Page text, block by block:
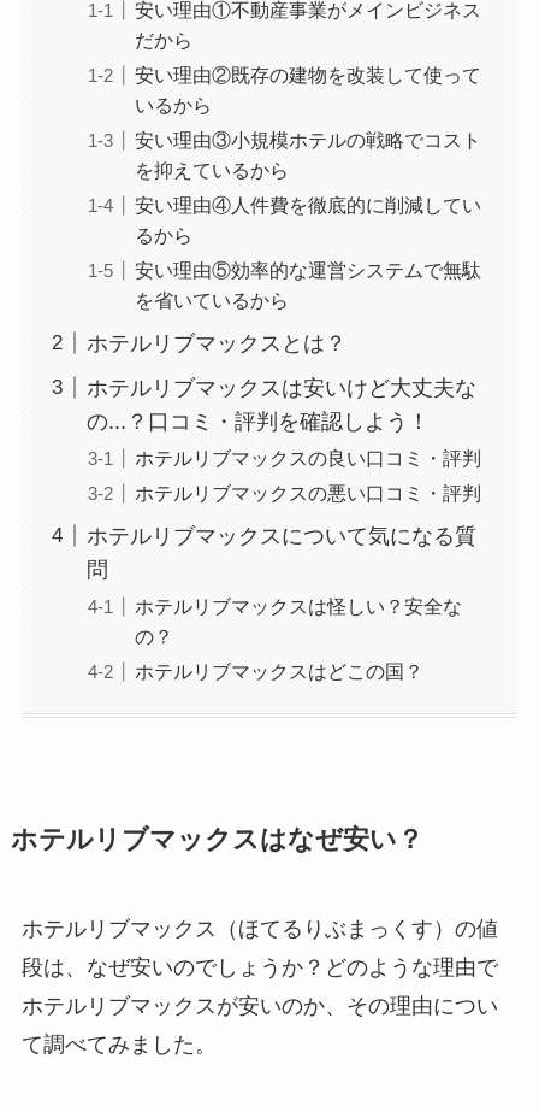
安い理由①不動産事業がメインビジネス
だから
安い理由②既存の建物を改装して使って
いるから
安い理由③小規模ホテルの戦略でコスト
を抑えているから
安い理由④人件費を徹底的に削減してい
るから
安い理由⑤効率的な運営システムで無駄
を省いているから
ホテルリブマックスとは？
ホテルリブマックスは安いけど大丈夫な
の...？口コミ・評判を確認しよう！
ホテルリブマックスの良い口コミ・評判
ホテルリブマックスの悪い口コミ・評判
ホテルリブマックスについて気になる質
問
ホテルリブマックスは怪しい？安全な
の？
ホテルリブマックスはどこの国？
ホテルリブマックスはなぜ安い？
ホテルリブマックス（ほてるりぶまっくす）の値
段は、なぜ安いのでしょうか？どのような理由で
ホテルリブマックスが安いのか、その理由につい
て調べてみました。